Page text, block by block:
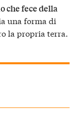
che fece della
una forma di
la propria terra.